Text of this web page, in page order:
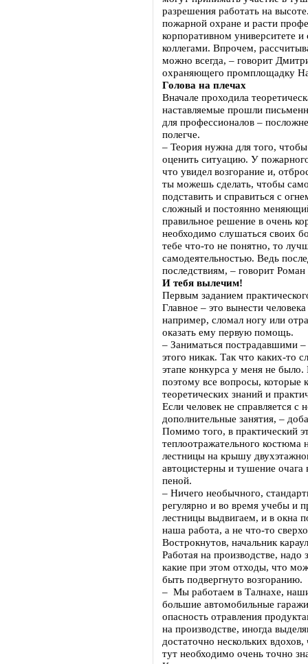
разрешения работать на
пожарной охране и расти
корпоративном университете
коллегами. Впрочем,
можно всегда, – говорит
охраняющего промплощадку
Голова на плечах
Вначале проходила
наставляемые прошли
для профессионалов –
полегче.
– Теория нужна для того,
оценить ситуацию. У
что увидел возгорание и,
ты можешь сделать, чтобы
подставить и справиться с
сложный и постоянно
правильное решение в очень
необходимо слушаться своих
тебе что-то не понятно, то
самодеятельностью. Ведь
последствиям, – говорит
И тебя вылечим!
Первым заданием
Главное – это вынести
например, сломал ногу или
оказать ему первую помощь.
– Заниматься пострадавшими
этого никак. Так что каких-то
этапе конкурса у меня не
поэтому все вопросы, которые
теоретических знаний и
Если человек не справляется с
дополнительные занятия, –
Помимо того, в практический
теплоотражательного костюма
лестницы на крышу
автоцистерны и тушение очага
пеной.
– Ничего необычного,
регулярно и во время учебы и
лестницы выдвигаем, и в окна
наша работа, а не что-то
Вострокнутов, начальник
Работая на производстве, надо
какие при этом отходы, что
быть подвергнуто возгоранию.
– Мы работаем в Талнахе,
большие автомобильные
опасность отравления
на производстве, иногда
достаточно нескольких
тут необходимо очень точно